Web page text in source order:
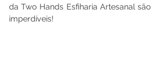
da Two Hands Esfiharia Artesanal são
imperdíveis!